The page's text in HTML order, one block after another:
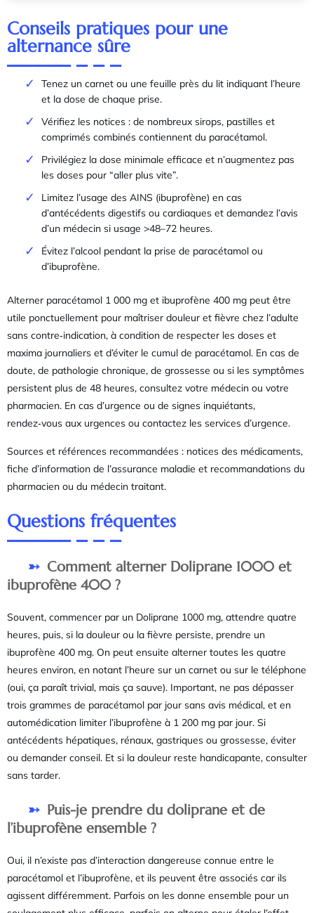
Conseils pratiques pour une
alternance sûre
Tenez un carnet ou une feuille près du lit indiquant l’heure
et la dose de chaque prise.
Vérifiez les notices : de nombreux sirops, pastilles et
comprimés combinés contiennent du paracétamol.
Privilégiez la dose minimale efficace et n’augmentez pas
les doses pour “aller plus vite”.
Limitez l’usage des AINS (ibuprofène) en cas
d’antécédents digestifs ou cardiaques et demandez l’avis
d’un médecin si usage >48–72 heures.
Évitez l’alcool pendant la prise de paracétamol ou
d’ibuprofène.
Alterner paracétamol 1 000 mg et ibuprofène 400 mg peut être
utile ponctuellement pour maîtriser douleur et fièvre chez l’adulte
sans contre‑indication, à condition de respecter les doses et
maxima journaliers et d’éviter le cumul de paracétamol. En cas de
doute, de pathologie chronique, de grossesse ou si les symptômes
persistent plus de 48 heures, consultez votre médecin ou votre
pharmacien. En cas d’urgence ou de signes inquiétants,
rendez‑vous aux urgences ou contactez les services d’urgence.
Sources et références recommandées : notices des médicaments,
fiche d’information de l’assurance maladie et recommandations du
pharmacien ou du médecin traitant.
Questions fréquentes
Comment alterner Doliprane 1000 et
ibuprofène 400 ?
Souvent, commencer par un Doliprane 1000 mg, attendre quatre
heures, puis, si la douleur ou la fièvre persiste, prendre un
ibuprofène 400 mg. On peut ensuite alterner toutes les quatre
heures environ, en notant l’heure sur un carnet ou sur le téléphone
(oui, ça paraît trivial, mais ça sauve). Important, ne pas dépasser
trois grammes de paracétamol par jour sans avis médical, et en
automédication limiter l’ibuprofène à 1 200 mg par jour. Si
antécédents hépatiques, rénaux, gastriques ou grossesse, éviter
ou demander conseil. Et si la douleur reste handicapante, consulter
sans tarder.
Puis-je prendre du doliprane et de
l’ibuprofène ensemble ?
Oui, il n’existe pas d’interaction dangereuse connue entre le
paracétamol et l’ibuprofène, et ils peuvent être associés car ils
agissent différemment. Parfois on les donne ensemble pour un